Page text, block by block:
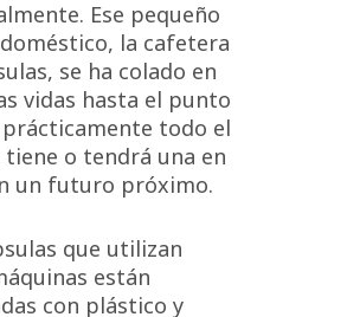
Ese pequeño
la cafetera
se ha colado en
vidas hasta el punto
prácticamente todo el
tiene o tendrá una en
un futuro próximo.
que utilizan
están
con plástico y